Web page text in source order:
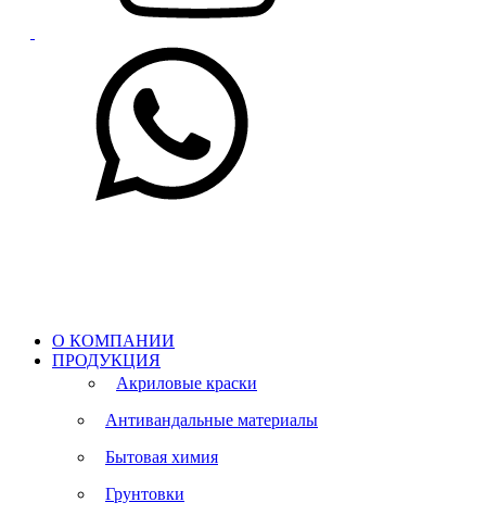
О КОМПАНИИ
ПРОДУКЦИЯ
Акриловые краски
Антивандальные материалы
Бытовая химия
Грунтовки